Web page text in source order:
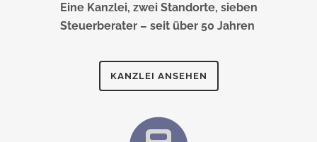
Eine Kanzlei, zwei Standorte, sieben
Steuerberater – seit über 50 Jahren
KANZLEI ANSEHEN